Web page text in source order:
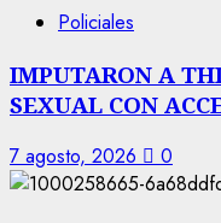
Policiales
IMPUTARON A
SEXUAL CON
7 agosto, 2026 0